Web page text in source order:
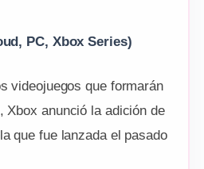
PC, Xbox Series)
videojuegos que formarán
Xbox anunció la adición de
que fue lanzada el pasado